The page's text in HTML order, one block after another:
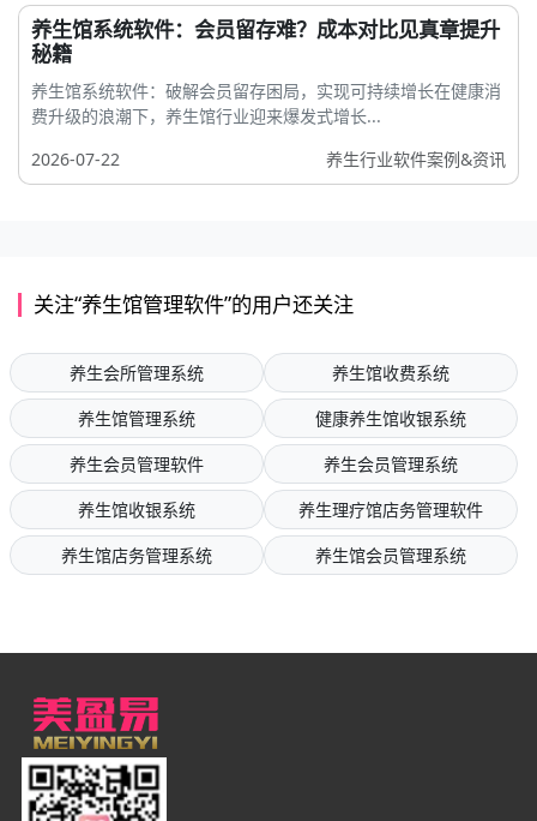
养生馆系统软件：会员留存难？成本对比见真章提升
秘籍
养生馆系统软件：破解会员留存困局，实现可持续增长在健康消
费升级的浪潮下，养生馆行业迎来爆发式增长...
2026-07-22
养生行业软件案例&资讯
关注“养生馆管理软件”的用户还关注
养生会所管理系统
养生馆收费系统
养生馆管理系统
健康养生馆收银系统
养生会员管理软件
养生会员管理系统
养生馆收银系统
养生理疗馆店务管理软件
养生馆店务管理系统
养生馆会员管理系统